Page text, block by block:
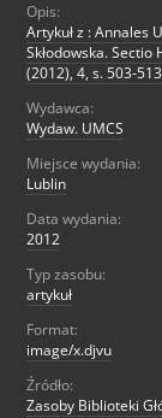
Opis:
Artykuł z : Annales
Skłodowska. Sectio
(2012), 4, s. 503-
Wydawca:
Wydaw. UMCS
Miejsce wydania:
Lublin
Data wydania:
2012
Typ zasobu:
artykuł
Format:
image/x.djvu
Źródło:
Zasoby Biblioteki